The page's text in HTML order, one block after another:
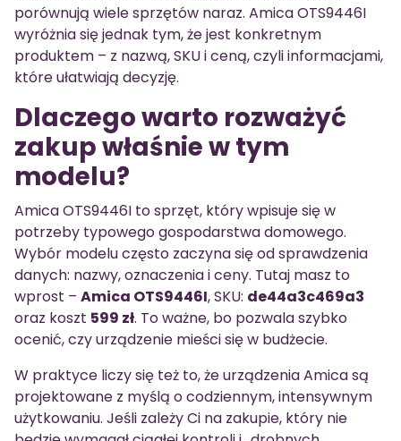
porównują wiele sprzętów naraz. Amica OTS9446I
wyróżnia się jednak tym, że jest konkretnym
produktem – z nazwą, SKU i ceną, czyli informacjami,
które ułatwiają decyzję.
Dlaczego warto rozważyć
zakup właśnie w tym
modelu?
Amica OTS9446I to sprzęt, który wpisuje się w
potrzeby typowego gospodarstwa domowego.
Wybór modelu często zaczyna się od sprawdzenia
danych: nazwy, oznaczenia i ceny. Tutaj masz to
wprost – Amica OTS9446I, SKU: de44a3c469a3
oraz koszt 599 zł. To ważne, bo pozwala szybko
ocenić, czy urządzenie mieści się w budżecie.
W praktyce liczy się też to, że urządzenia Amica są
projektowane z myślą o codziennym, intensywnym
użytkowaniu. Jeśli zależy Ci na zakupie, który nie